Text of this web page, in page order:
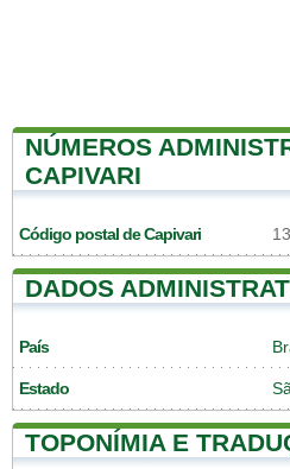
NÚMEROS
CAPIVARI
Código postal de Capivari
DADOS
País
Estado
TOPONÍMIA E